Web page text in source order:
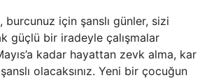
için şanslı günler, sizi
güçlü bir iradeyle çalışmalar
kadar hayattan zevk alma, kar
olacaksınız. Yeni bir çocuğun